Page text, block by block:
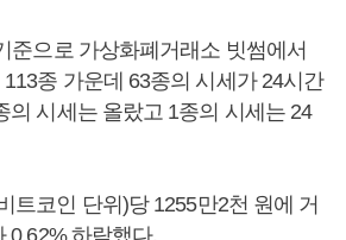
준으로 가상화폐거래소 빗썸에서
종 가운데 63종의 시세가 24시간
의 시세는 올랐고 1종의 시세는 24
트코인 단위)당 1255만2천 원에 거